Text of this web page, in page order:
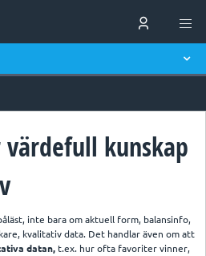
kunskap
inte bara om aktuell form, balansinfo,
kvalitativ data. Det handlar även om att
datan, t.ex. hur ofta favoriter vinner,